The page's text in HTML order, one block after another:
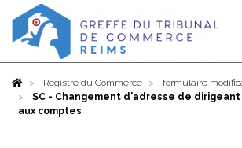
AccueilRegistre du Commerce
formulaire
SC - Changement d'adresse de dirigeant
aux comptes